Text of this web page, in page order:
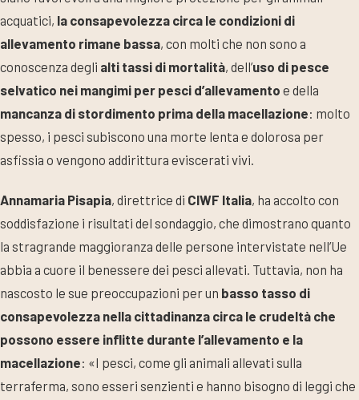
acquatici, la consapevolezza circa le condizioni di
allevamento rimane bassa, con molti che non sono a
conoscenza degli alti tassi di mortalità, dell’uso di pesce
selvatico nei mangimi per pesci d’allevamento e della
mancanza di stordimento prima della macellazione: molto
spesso, i pesci subiscono una morte lenta e dolorosa per
asfissia o vengono addirittura eviscerati vivi.
Annamaria Pisapia, direttrice di CIWF Italia, ha accolto con
soddisfazione i risultati del sondaggio, che dimostrano quanto
la stragrande maggioranza delle persone intervistate nell’Ue
abbia a cuore il benessere dei pesci allevati. Tuttavia, non ha
nascosto le sue preoccupazioni per un basso tasso di
consapevolezza nella cittadinanza circa le crudeltà che
possono essere inflitte durante l’allevamento e la
macellazione: «I pesci, come gli animali allevati sulla
terraferma, sono esseri senzienti e hanno bisogno di leggi che